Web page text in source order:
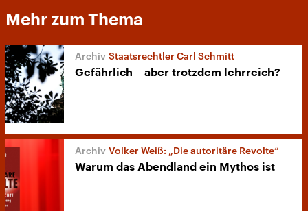
Mehr zum Thema
Staatsrechtler Carl Schmitt
Gefährlich – aber trotzdem lehrreich?
Volker Weiß: „Die autoritäre Revolte“
Warum das Abendland ein Mythos ist